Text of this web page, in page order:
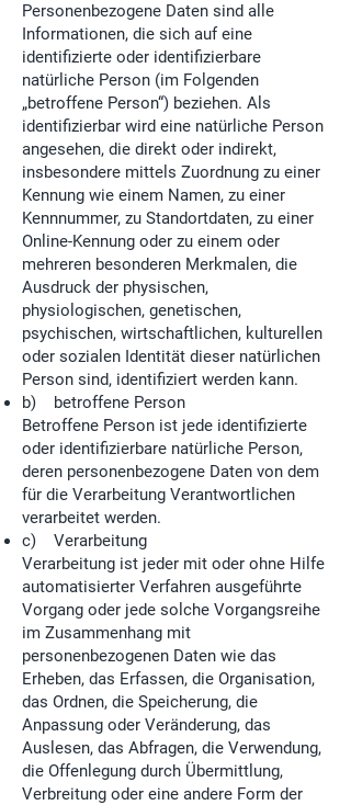
Personenbezogene Daten sind alle
Informationen, die sich auf eine
identifizierte oder identifizierbare
natürliche Person (im Folgenden
„betroffene Person“) beziehen. Als
identifizierbar wird eine natürliche Person
angesehen, die direkt oder indirekt,
insbesondere mittels Zuordnung zu einer
Kennung wie einem Namen, zu einer
Kennnummer, zu Standortdaten, zu einer
Online-Kennung oder zu einem oder
mehreren besonderen Merkmalen, die
Ausdruck der physischen,
physiologischen, genetischen,
psychischen, wirtschaftlichen, kulturellen
oder sozialen Identität dieser natürlichen
Person sind, identifiziert werden kann.
b) betroffene Person
Betroffene Person ist jede identifizierte
oder identifizierbare natürliche Person,
deren personenbezogene Daten von dem
für die Verarbeitung Verantwortlichen
verarbeitet werden.
c) Verarbeitung
Verarbeitung ist jeder mit oder ohne Hilfe
automatisierter Verfahren ausgeführte
Vorgang oder jede solche Vorgangsreihe
im Zusammenhang mit
personenbezogenen Daten wie das
Erheben, das Erfassen, die Organisation,
das Ordnen, die Speicherung, die
Anpassung oder Veränderung, das
Auslesen, das Abfragen, die Verwendung,
die Offenlegung durch Übermittlung,
Verbreitung oder eine andere Form der